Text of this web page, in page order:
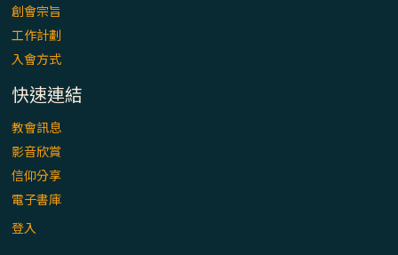
創會宗旨
工作計劃
入會方式
快速連結
教會訊息
影音欣賞
信仰分享
電子書庫
登入